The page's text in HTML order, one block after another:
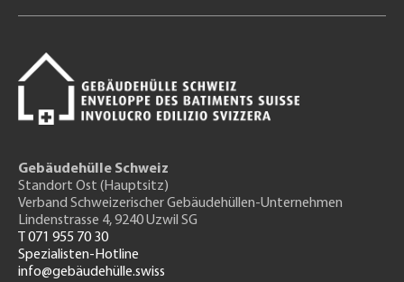
Gebäudehülle Schweiz
Standort Ost (Hauptsitz)
Verband Schweizerischer Gebäudehüllen-Unternehmen
Lindenstrasse 4, 9240 Uzwil SG
T 071 955 70 30
Spezialisten-Hotline
info@gebäudehülle.swiss